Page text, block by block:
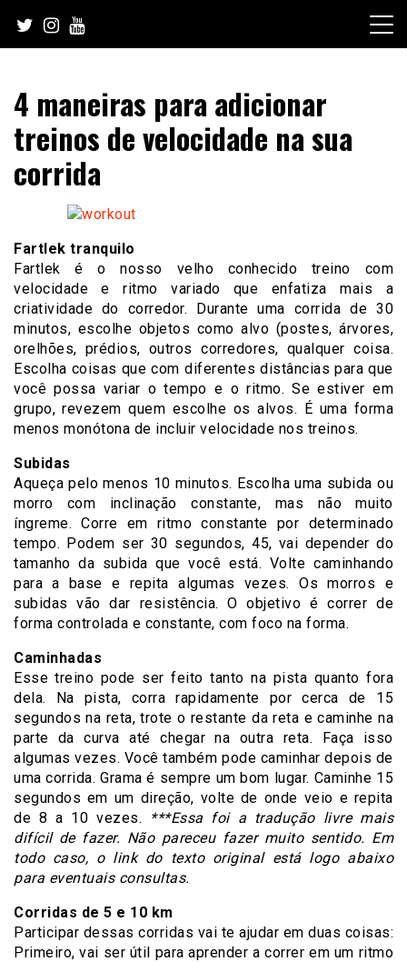
content
4 maneiras para adicionar
treinos de velocidade na sua
corrida
Fartlek tranquilo
Fartlek é o nosso velho conhecido treino com
velocidade e ritmo variado que enfatiza mais a
criatividade do corredor. Durante uma corrida de 30
minutos, escolhe objetos como alvo (postes, árvores,
orelhões, prédios, outros corredores, qualquer coisa.
Escolha coisas que com diferentes distâncias para que
você possa variar o tempo e o ritmo. Se estiver em
grupo, revezem quem escolhe os alvos. É uma forma
menos monótona de incluir velocidade nos treinos.
Subidas
Aqueça pelo menos 10 minutos. Escolha uma subida ou
morro com inclinação constante, mas não muito
íngreme. Corre em ritmo constante por determinado
tempo. Podem ser 30 segundos, 45, vai depender do
tamanho da subida que você está. Volte caminhando
para a base e repita algumas vezes. Os morros e
subidas vão dar resistência. O objetivo é correr de
forma controlada e constante, com foco na forma.
Caminhadas
Esse treino pode ser feito tanto na pista quanto fora
dela. Na pista, corra rapidamente por cerca de 15
segundos na reta, trote o restante da reta e caminhe na
parte da curva até chegar na outra reta. Faça isso
algumas vezes. Você também pode caminhar depois de
uma corrida. Grama é sempre um bom lugar. Caminhe 15
segundos em um direção, volte de onde veio e repita
de 8 a 10 vezes.
***Essa foi a tradução livre mais
difícil de fazer. Não pareceu fazer muito sentido. Em
todo caso, o link do texto original está logo abaixo
para eventuais consultas.
Corridas de 5 e 10 km
Participar dessas corridas vai te ajudar em duas coisas:
Primeiro, vai ser útil para aprender a correr em um ritmo